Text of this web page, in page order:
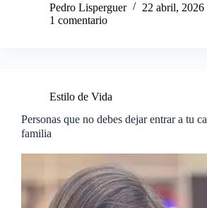
Pedro Lisperguer
22 abril, 2026
1 comentario
Estilo de Vida
Personas que no debes dejar entrar a tu
familia